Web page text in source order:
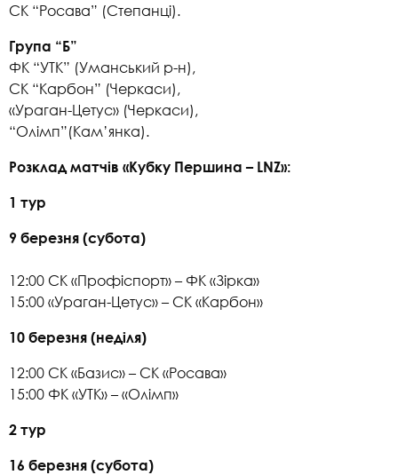
СК “Росава” (Степанці).
Група “Б”
ФК “УТК” (Уманський р-н),
СК “Карбон” (Черкаси),
«Ураган-Цетус» (Черкаси),
“Олімп”(Кам’янка).
Розклад матчів «Кубку Першина – LNZ»:
1 тур
9 березня (субота)
12:00 СК «Профіспорт» – ФК «Зірка»
15:00 «Ураган-Цетус» – СК «Карбон»
10 березня (неділя)
12:00 СК «Базис» – СК «Росава»
15:00 ФК «УТК» – «Олімп»
2 тур
16 березня (субота)